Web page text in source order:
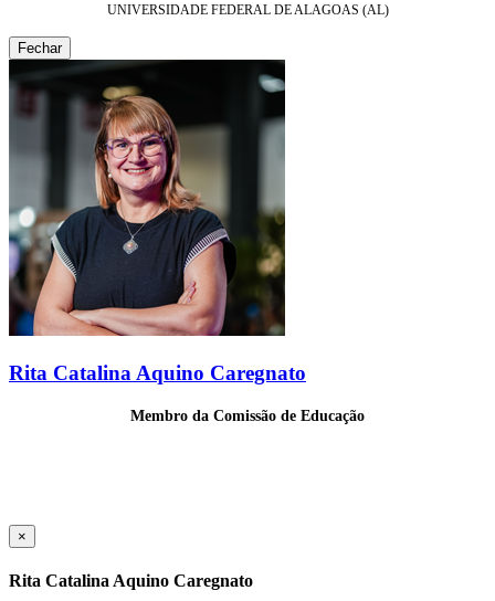
UNIVERSIDADE FEDERAL DE ALAGOAS (AL)
Fechar
Rita Catalina Aquino Caregnato
Membro da Comissão de Educação
×
Rita Catalina Aquino Caregnato